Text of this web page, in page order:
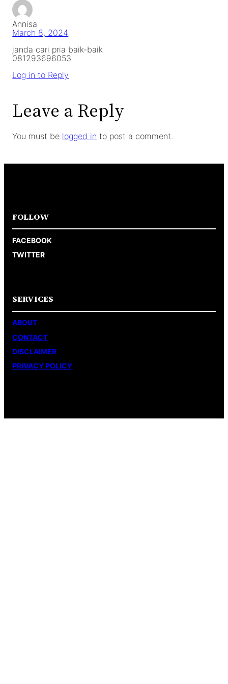
Annisa
March 8, 2024
janda cari pria baik-baik
081293696053
Log in to Reply
Leave a Reply
You must be logged in to post a comment.
FOLLOW
FACEBOOK
TWITTER
SERVICES
ABOUT
CONTACT
DISCLAIMER
PRIVACY POLICY